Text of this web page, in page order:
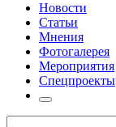
Новости
Статьи
Мнения
Фотогалерея
Мероприятия
Спецпроекты